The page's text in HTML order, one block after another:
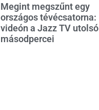
Megint megszűnt egy
országos tévécsatorna:
videón a Jazz TV utolsó
másodpercei